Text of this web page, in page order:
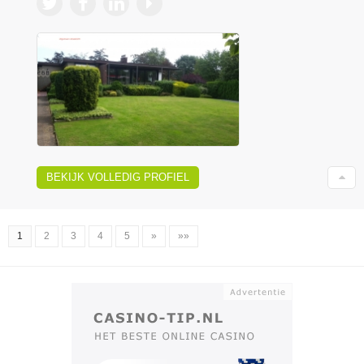
BEKIJK VOLLEDIG PROFIEL
1 2 3 4 5 » »»